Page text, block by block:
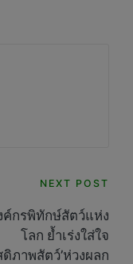
NEXT POST
ค์กรพิทักษ์สัตว์แห่ง
โลก ย้ำเร่งใส่ใจ
ดิภาพสัตว์’ห่วงผลก